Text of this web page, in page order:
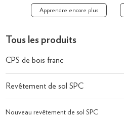
Apprendre encore plus
Tous les produits
CPS de bois franc
Revêtement de sol SPC
Nouveau revêtement de sol SPC